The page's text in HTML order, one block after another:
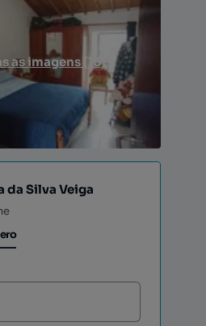
as imagens (16)
da Silva Veiga